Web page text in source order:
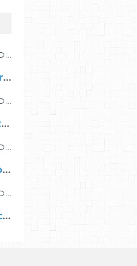
…
Réseau Sentinelles Bretagne : Syndromes grippaux,Gastro-entérite,Varicelle,Crises d'asthme
…
RivaRance : Jeudi 16 septembre :«Stress, dépression et pathologies cardiovasculaires »
…
PrévaRance au 4 ème Congres national de la médecine Générale
…
PrévaRance:Avril 2010 : nouvel article au "Printemps de la Cardiologie"